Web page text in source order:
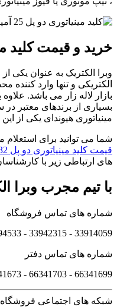
خرید و قیمت کلید
وبرا الکتریک به عنوان یکی
بازار لاله زار می باشد.
بسیاری از برندهای معتبر در
مینیاتوری هیوندای یکی از
شما می توانید برای
قیمت کلید مینیاتوری دو پل 32 آمپر برند Hyundai
های ارتباطی زیر با
با تیم مجرب وبرا
شماره های تماس فروشگاه
33914059 - 33942315 - 33994533 - 33901836 - 33999160-3 ​
شماره های تماس دفتر
66341699 - 66341703 - 66341673 - 66341743
شبکه های اجتماعی فروشگاه